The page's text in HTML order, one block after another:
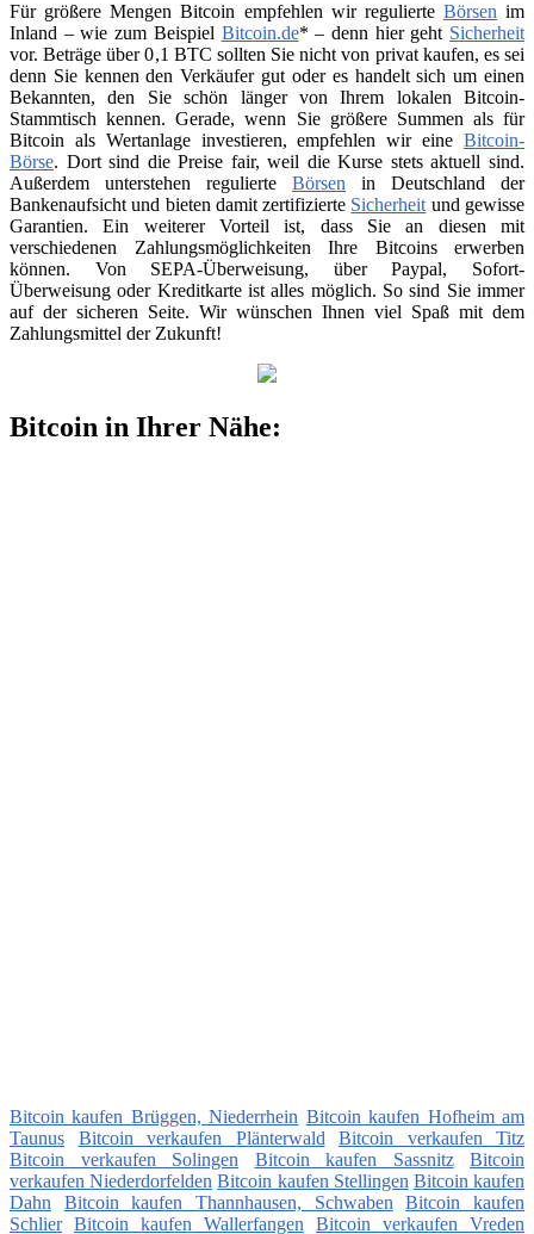
Für größere Mengen Bitcoin empfehlen wir regulierte Börsen im
Inland – wie zum Beispiel Bitcoin.de* – denn hier geht Sicherheit
vor. Beträge über 0,1 BTC sollten Sie nicht von privat kaufen, es sei
denn Sie kennen den Verkäufer gut oder es handelt sich um einen
Bekannten, den Sie schön länger von Ihrem lokalen Bitcoin-
Stammtisch kennen. Gerade, wenn Sie größere Summen als für
Bitcoin als Wertanlage investieren, empfehlen wir eine Bitcoin-
Börse. Dort sind die Preise fair, weil die Kurse stets aktuell sind.
Außerdem unterstehen regulierte Börsen in Deutschland der
Bankenaufsicht und bieten damit zertifizierte Sicherheit und gewisse
Garantien. Ein weiterer Vorteil ist, dass Sie an diesen mit
verschiedenen Zahlungsmöglichkeiten Ihre Bitcoins erwerben
können. Von SEPA-Überweisung, über Paypal, Sofort-
Überweisung oder Kreditkarte ist alles möglich. So sind Sie immer
auf der sicheren Seite. Wir wünschen Ihnen viel Spaß mit dem
Zahlungsmittel der Zukunft!
Bitcoin in Ihrer Nähe:
Bitcoin kaufen Brüggen, Niederrhein Bitcoin kaufen Hofheim am
Taunus
Bitcoin verkaufen Plänterwald
Bitcoin verkaufen Titz
Bitcoin verkaufen Solingen
Bitcoin kaufen Sassnitz
Bitcoin
verkaufen Niederdorfelden Bitcoin kaufen Stellingen Bitcoin kaufen
Dahn
Bitcoin kaufen Thannhausen, Schwaben
Bitcoin kaufen
Schlier Bitcoin kaufen Wallerfangen Bitcoin verkaufen Vreden